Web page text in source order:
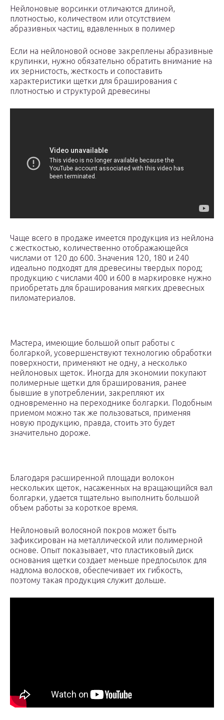
Нейлоновые ворсинки отличаются длиной,
плотностью, количеством или отсутствием
абразивных частиц, вдавленных в полимер
Если на нейлоновой основе закреплены абразивные
крупинки, нужно обязательно обратить внимание на
их зернистость, жесткость и сопоставить
характеристики щетки для браширования с
плотностью и структурой древесины
Чаще всего в продаже имеется продукция из нейлона
с жесткостью, количественно отображающейся
числами от 120 до 600. Значения 120, 180 и 240
идеально подходят для древесины твердых пород;
продукцию с числами 400 и 600 в маркировке нужно
приобретать для браширования мягких древесных
пиломатериалов.
Мастера, имеющие большой опыт работы с
болгаркой, усовершенствуют технологию обработки
поверхности, применяют не одну, а несколько
нейлоновых щеток. Иногда для экономии покупают
полимерные щетки для браширования, ранее
бывшие в употреблении, закрепляют их
одновременно на переходнике болгарки. Подобным
приемом можно так же пользоваться, применяя
новую продукцию, правда, стоить это будет
значительно дороже.
Благодаря расширенной площади волокон
нескольких щеток, насаженных на вращающийся вал
болгарки, удается тщательно выполнить большой
объем работы за короткое время.
Нейлоновый волосяной покров может быть
зафиксирован на металлической или полимерной
основе. Опыт показывает, что пластиковый диск
основания щетки создает меньше предпосылок для
надлома волосков, обеспечивает их гибкость,
поэтому такая продукция служит дольше.